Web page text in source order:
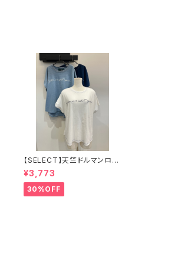
【SELECT】天竺ドルマンロゴ
Tシャツ
¥3,773
30%OFF